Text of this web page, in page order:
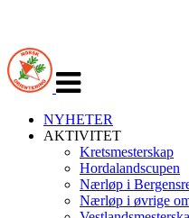
navigasjon
NYHETER
AKTIVITET
Kretsmesterskap
Hordalandscupen
Nærløp i
Nærløp i øvrige